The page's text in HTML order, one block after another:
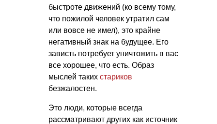
быстроте движений (ко всему тому,
что пожилой человек утратил сам
или вовсе не имел), это крайне
негативный знак на будущее. Его
зависть потребует уничтожить в вас
все хорошее, что есть. Образ
мыслей таких стариков
безжалостен.
Это люди, которые всегда
рассматривают других как источник